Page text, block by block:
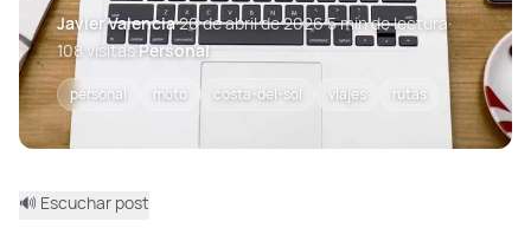
Javier Valencia·20 de abril de 2026·5 min de lectura·
108 visitas·Personal
personal moto costa-del-sol viajes rutas
🔊 Escuchar post